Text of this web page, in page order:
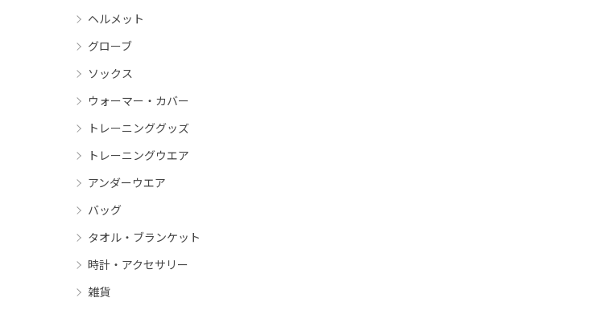
ヘルメット
グローブ
ソックス
ウォーマー・カバー
トレーニンググッズ
トレーニングウエア
アンダーウエア
バッグ
タオル・ブランケット
時計・アクセサリー
雑貨